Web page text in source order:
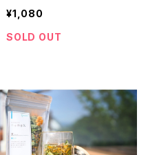
¥1,080
SOLD OUT